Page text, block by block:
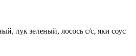
лук зеленый, лосось с/с, яки соус